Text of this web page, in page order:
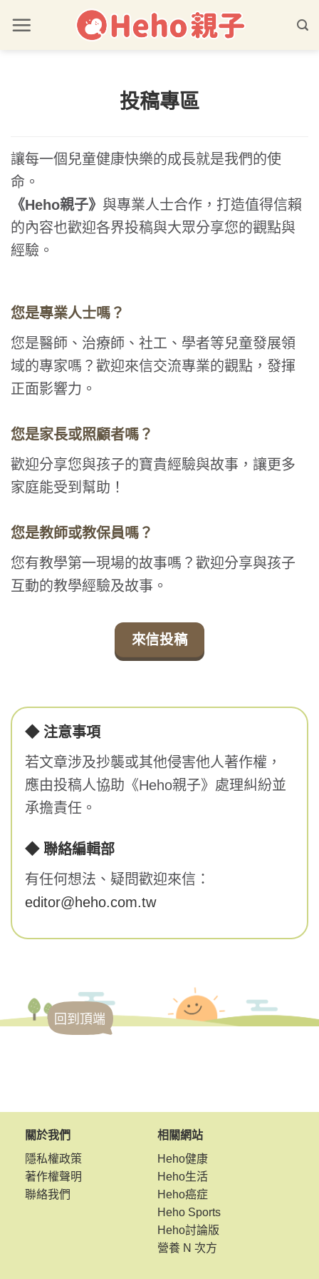
投稿專區
讓每一個兒童健康快樂的成長就是我們的使
命。
《Heho親子》 與專業人士合作，打造值得信賴
的內容也歡迎各界投稿與大眾分享您的觀點與
經驗。
您是專業人士嗎？
您是醫師、治療師、社工、學者等兒童發展領
域的專家嗎？歡迎來信交流專業的觀點，發揮
正面影響力。
您是家長或照顧者嗎？
歡迎分享您與孩子的寶貴經驗與故事，讓更多
家庭能受到幫助！
您是教師或教保員嗎？
您有教學第一現場的故事嗎？歡迎分享與孩子
互動的教學經驗及故事。
來信投稿
◆ 注意事項
若文章涉及抄襲或其他侵害他人著作權，
應由投稿人協助《Heho親子》處理糾紛並
承擔責任。
◆ 聯絡編輯部
有任何想法、疑問歡迎來信：
editor@heho.com.tw
回到頂端
關於我們
隱私權政策
著作權聲明
聯絡我們
相關網站
Heho健康
Heho生活
Heho癌症
Heho Sports
Heho討論版
營養 N 次方